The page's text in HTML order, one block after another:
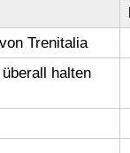
Trenitalia
halten